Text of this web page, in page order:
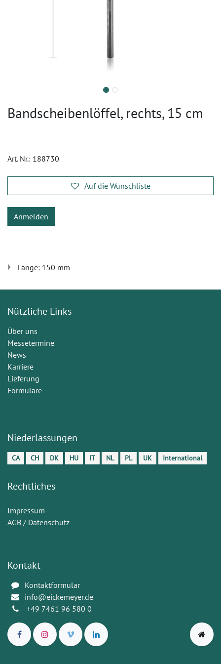
Bandscheibenlöffel, rechts, 15 cm
Art. Nr.: 188730
Auf die Wunschliste
Anmelden
Länge: 150 mm
Nützliche Links
Über uns
Messetermine
News
Karriere
Lieferung
Formulare
Niederlassungen
CA CH DK HU IT NL PL UK International
Rechtliches
Impressum
AGB / Datenschutz
Kontakt
Kontaktformular
info@eickemeyer.de
+49 7461 96 580 0